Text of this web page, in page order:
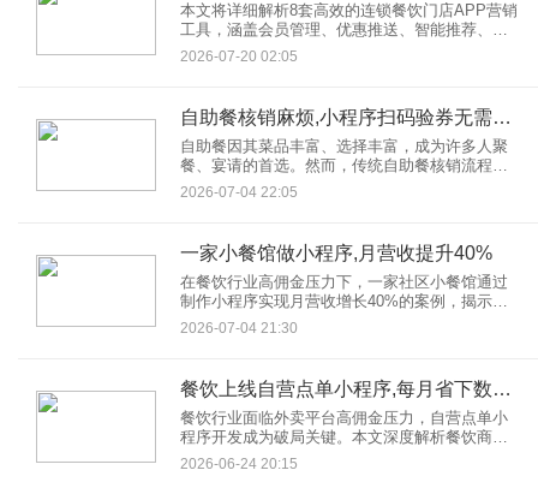
本文将详细解析8套高效的连锁餐饮门店APP营销
工具，涵盖会员管理、优惠推送、智能推荐、社
区运营等多个维度，助力餐饮企业实现数字化转
2026-07-20 02:05
自助餐核销麻烦,小程序扫码验券无需人工
自助餐因其菜品丰富、选择丰富，成为许多人聚
餐、宴请的首选。然而，传统自助餐核销流程却
常常让顾客和商家都头疼不已——顾客需排队等
的这些难题，自助餐小程序应运而生，带来了全
新的解决方案。
2026-07-04 22:05
一家小餐馆做小程序,月营收提升40%
在餐饮行业高佣金压力下，一家社区小餐馆通过
制作小程序实现月营收增长40%的案例，揭示扫
码点餐、会员体系、裂变营销三大核心策略，为
2026-07-04 21:30
餐饮上线自营点单小程序,每月省下数千外卖佣金
餐饮行业面临外卖平台高佣金压力，自营点单小
程序开发成为破局关键。本文深度解析餐饮商家
如何通过上线自营小程序，实现零佣金外卖、提
2026-06-24 20:15